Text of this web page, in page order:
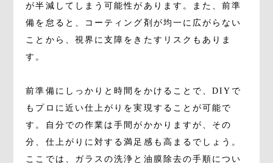
が半減してしまう可能性があります。また、前準
備を怠ると、コーティング剤が均一に広がらない
ことから、視界に支障をきたすリスクもありま
す。
前準備にしっかりと時間をかけることで、DIYで
もプロに近い仕上がりを実現することが可能で
す。自分での作業は手間がかかりますが、その
分、仕上がりに対する満足感も高まるでしょう。
ここでは、ガラスの洗浄と油膜除去の手順につい